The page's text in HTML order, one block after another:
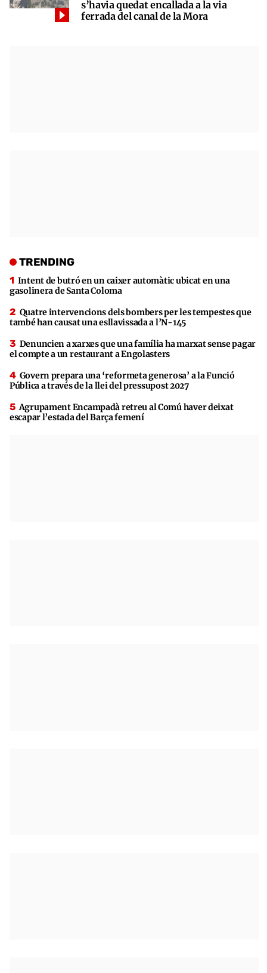
s’havia quedat encallada a la via
ferrada del canal de la Mora
TRENDING
Intent de butró en un caixer automàtic ubicat en una
gasolinera de Santa Coloma
Quatre intervencions dels bombers per les tempestes que
també han causat una esllavissada a l’N-145
Denuncien a xarxes que una família ha marxat sense pagar
el compte a un restaurant a Engolasters
Govern prepara una ‘reformeta generosa’ a la Funció
Pública a través de la llei del pressupost 2027
Agrupament Encampadà retreu al Comú haver deixat
escapar l’estada del Barça femení